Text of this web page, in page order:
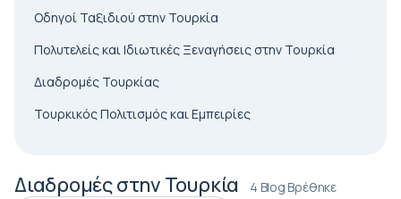
Οδηγοί Ταξιδιού στην Τουρκία
Πολυτελείς και Ιδιωτικές Ξεναγήσεις στην Τουρκία
Διαδρομές Τουρκίας
Τουρκικός Πολιτισμός και Εμπειρίες
Διαδρομές στην Τουρκία 4 Blog Βρέθηκε